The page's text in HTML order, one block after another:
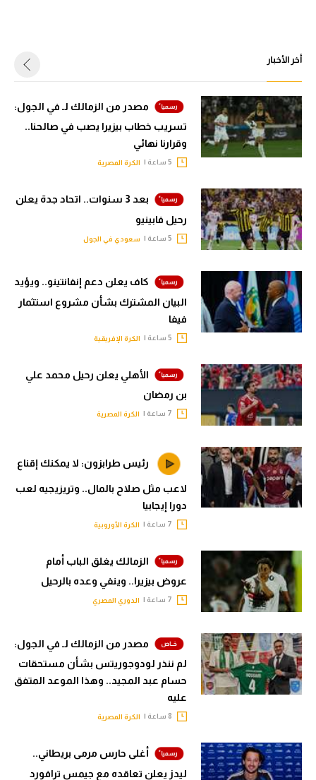
أخر الأخبار
مصدر من الزمالك لـ في الجول:
تسريب خطاب بيزيرا يصب في صالحنا..
وقرارنا نهائي
الكرة المصرية
بعد 3 سنوات.. اتحاد جدة يعلن
رحيل فابينيو
سعودي في الجول
كاف يعلن دعم إنفانتينو.. ويؤيد
البيان المشترك بشأن مشروع استثمار
فيفا
الكرة الإفريقية
الأهلي يعلن رحيل محمد علي
بن رمضان
الكرة المصرية
رئيس طرابزون: لا يمكنك إقناع
لاعب مثل صلاح بالمال.. وتريزيجيه لعب
دورا إيجابيا
الكرة الأوروبية
الزمالك يغلق الباب أمام
عروض بيزيرا.. وينفي وعده بالرحيل
الدوري المصري
مصدر من الزمالك لـ في الجول:
لم ننذر لودوجوريتس بشأن مستحقات
حسام عبد المجيد.. وهذا الموعد المتفق
عليه
الكرة المصرية
أغلى حارس مرمى بريطاني..
ليدز يعلن تعاقده مع جيمس ترافورد